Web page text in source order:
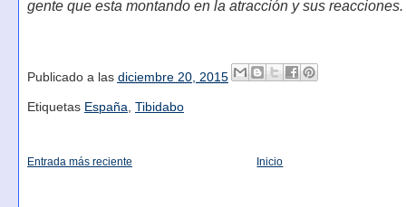
gente que esta montando en la atracción y sus reacciones.
Publicado a las diciembre 20, 2015
Etiquetas España Tibidabo
Entrada más reciente Inicio